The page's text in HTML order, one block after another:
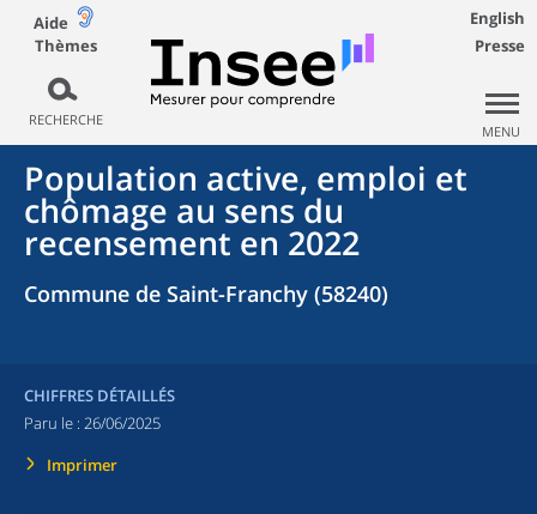
Aide
Thèmes
RECHERCHE
English
Presse
MENU
Population active, emploi et
chômage au sens du
recensement en 2022
Commune de Saint-Franchy (58240)
CHIFFRES DÉTAILLÉS
Paru le : 26/06/2025
Imprimer